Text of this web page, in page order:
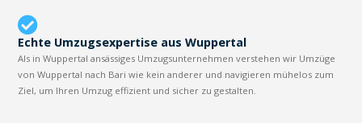
Echte Umzugsexpertise aus Wuppertal
Als in Wuppertal ansässiges Umzugsunternehmen verstehen wir Umzüge
von Wuppertal nach Bari wie kein anderer und navigieren mühelos zum
Ziel, um Ihren Umzug effizient und sicher zu gestalten.